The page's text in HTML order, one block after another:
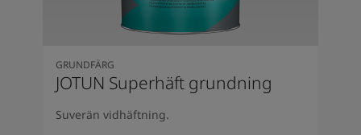
GRUNDFÄRG
JOTUN Superhäft grundning
Suverän vidhäftning.